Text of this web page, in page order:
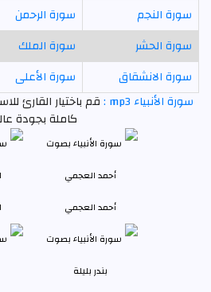
سورة النجم
سورة الرحمن
سورة الحشر
سورة الملك
سورة الانشقاق
سورة الأعلى
سورة الأنبياء mp3 :
قم باختيار القارئ
كاملة بجودة
أحمد العجمي